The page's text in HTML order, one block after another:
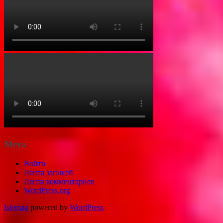
Мета
Войти
Лента записей
Лента комментариев
WordPress.org
Islemag powered by WordPress